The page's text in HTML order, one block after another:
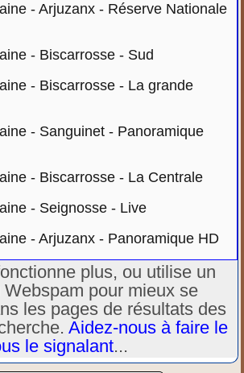
- Arjuzanx - Réserve Nationale
- Biscarrosse - Sud
- Biscarrosse - La grande
- Sanguinet - Panoramique
- Biscarrosse - La Centrale
- Seignosse - Live
- Arjuzanx - Panoramique HD
plus, ou utilise un
pour mieux se
les pages de résultats des
Aidez-nous à faire le
le signalant...